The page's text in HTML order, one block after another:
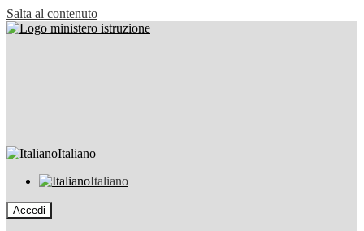
Salta al contenuto
Italiano
Italiano
Accedi